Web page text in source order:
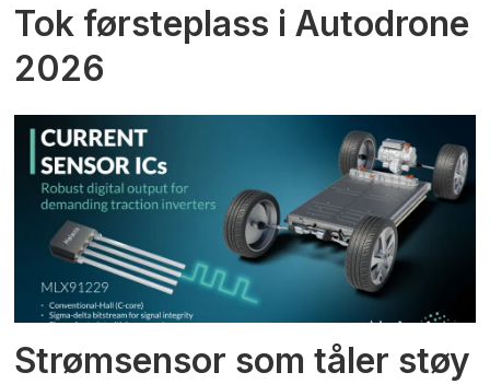
Tok førsteplass i Autodrone
2026
Strømsensor som tåler støy